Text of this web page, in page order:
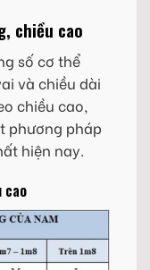
chiều cao
số cơ thể
và chiều dài
chiều cao,
phương pháp
hiện nay.
cao